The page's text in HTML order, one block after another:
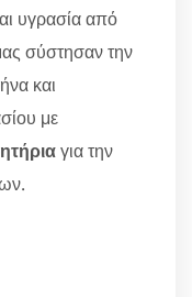
υγρασία από
σύστησαν την
και
με
για την